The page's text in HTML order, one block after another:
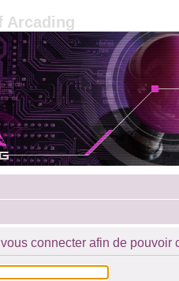
Arcading
connecter afin de pouvoir